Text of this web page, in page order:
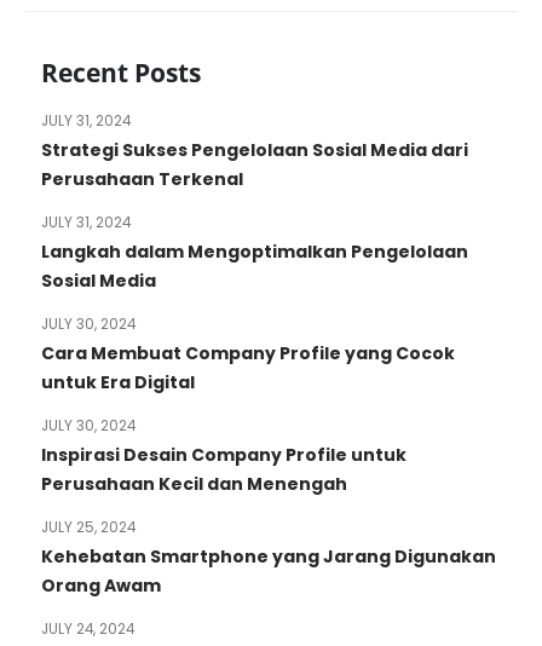
Recent Posts
Strategi Sukses Pengelolaan Sosial Media dari
Perusahaan Terkenal
JULY 31, 2024
Langkah dalam Mengoptimalkan Pengelolaan
Sosial Media
JULY 31, 2024
Cara Membuat Company Profile yang Cocok
untuk Era Digital
JULY 30, 2024
Inspirasi Desain Company Profile untuk
Perusahaan Kecil dan Menengah
JULY 30, 2024
Kehebatan Smartphone yang Jarang Digunakan
Orang Awam
JULY 25, 2024
JULY 24, 2024